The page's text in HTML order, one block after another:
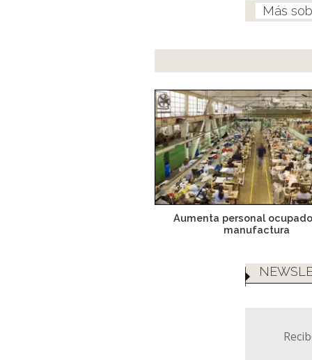
Aumenta personal
manufactura